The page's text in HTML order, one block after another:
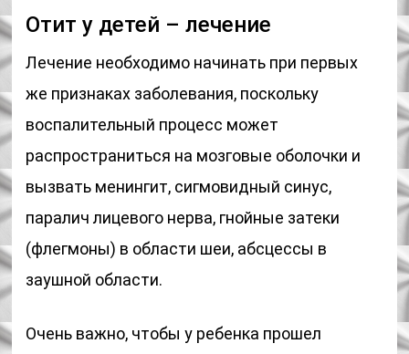
Отит у детей – лечение
Лечение необходимо начинать при первых
же признаках заболевания, поскольку
воспалительный процесс может
распространиться на мозговые оболочки и
вызвать менингит, сигмовидный синус,
паралич лицевого нерва, гнойные затеки
(флегмоны) в области шеи, абсцессы в
заушной области.
Очень важно, чтобы у ребенка прошел